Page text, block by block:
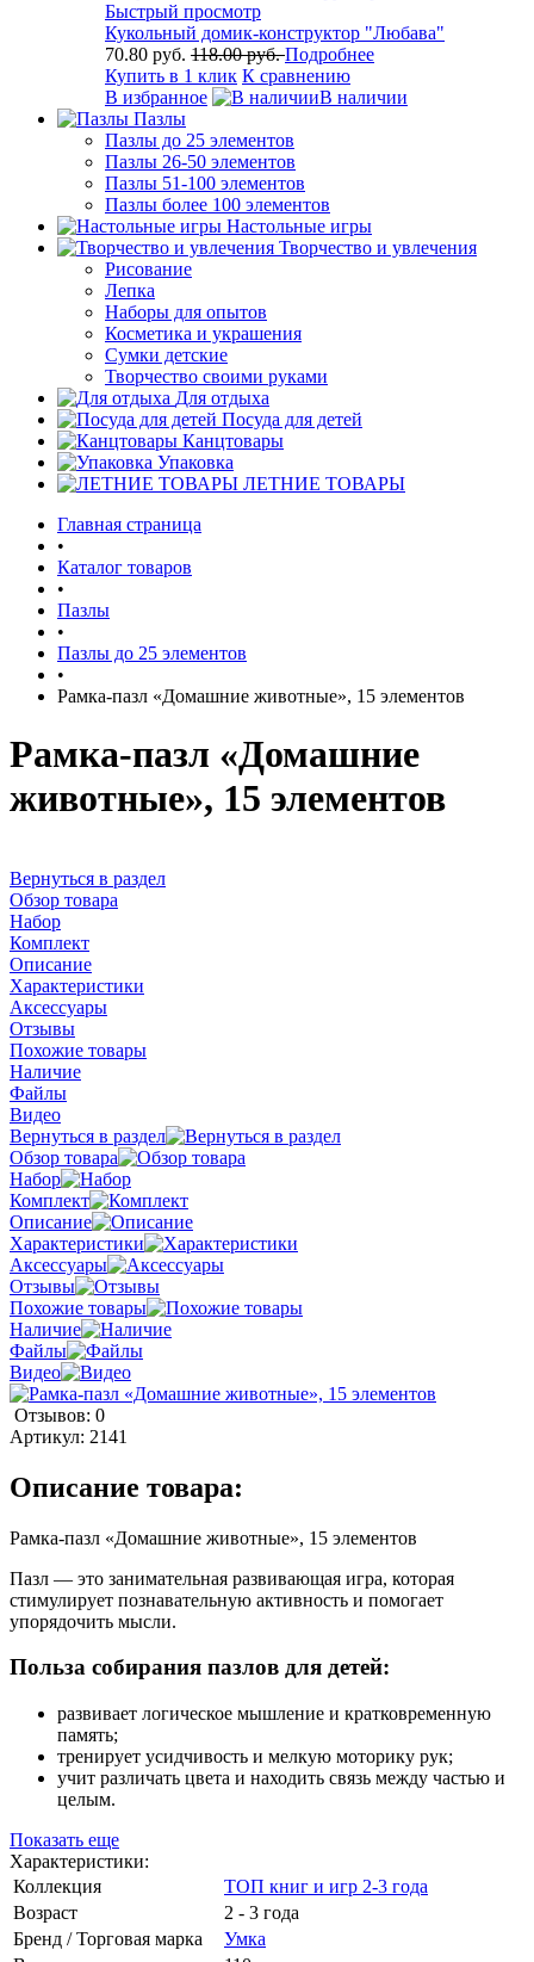
Быстрый просмотр
Кукольный домик-конструктор "Любава"
70.80 руб. 118.00 руб.Подробнее
Купить в 1 клик К сравнению
В избранное
В наличии
Пазлы
Пазлы до 25 элементов
Пазлы 26-50 элементов
Пазлы 51-100 элементов
Пазлы более 100 элементов
Настольные игры
Творчество и увлечения
Рисование
Лепка
Наборы для опытов
Косметика и украшения
Сумки детские
Творчество своими руками
Для отдыха
Посуда для детей
Канцтовары
Упаковка
ЛЕТНИЕ ТОВАРЫ
Главная страница
•
Каталог товаров
•
Пазлы
•
Пазлы до 25 элементов
•
Рамка-пазл «Домашние животные», 15 элементов
Рамка-пазл «Домашние
животные», 15 элементов
Вернуться в раздел
Обзор товара
Набор
Комплект
Описание
Характеристики
Аксессуары
Отзывы
Похожие товары
Наличие
Файлы
Видео
Вернуться в раздел
Обзор товара
Набор
Комплект
Описание
Характеристики
Аксессуары
Отзывы
Похожие товары
Наличие
Файлы
Видео
Отзывов: 0
Артикул: 2141
Описание товара:
Рамка-пазл «Домашние животные», 15 элементов
Пазл — это занимательная развивающая игра, которая
стимулирует познавательную активность и помогает
упорядочить мысли.
Польза собирания пазлов для детей:
развивает логическое мышление и кратковременную
память;
тренирует усидчивость и мелкую моторику рук;
учит различать цвета и находить связь между частью и
целым.
Показать еще
Характеристики:
Коллекция
ТОП книг и игр 2-3 года
Возраст
2 - 3 года
Бренд / Торговая марка
Умка